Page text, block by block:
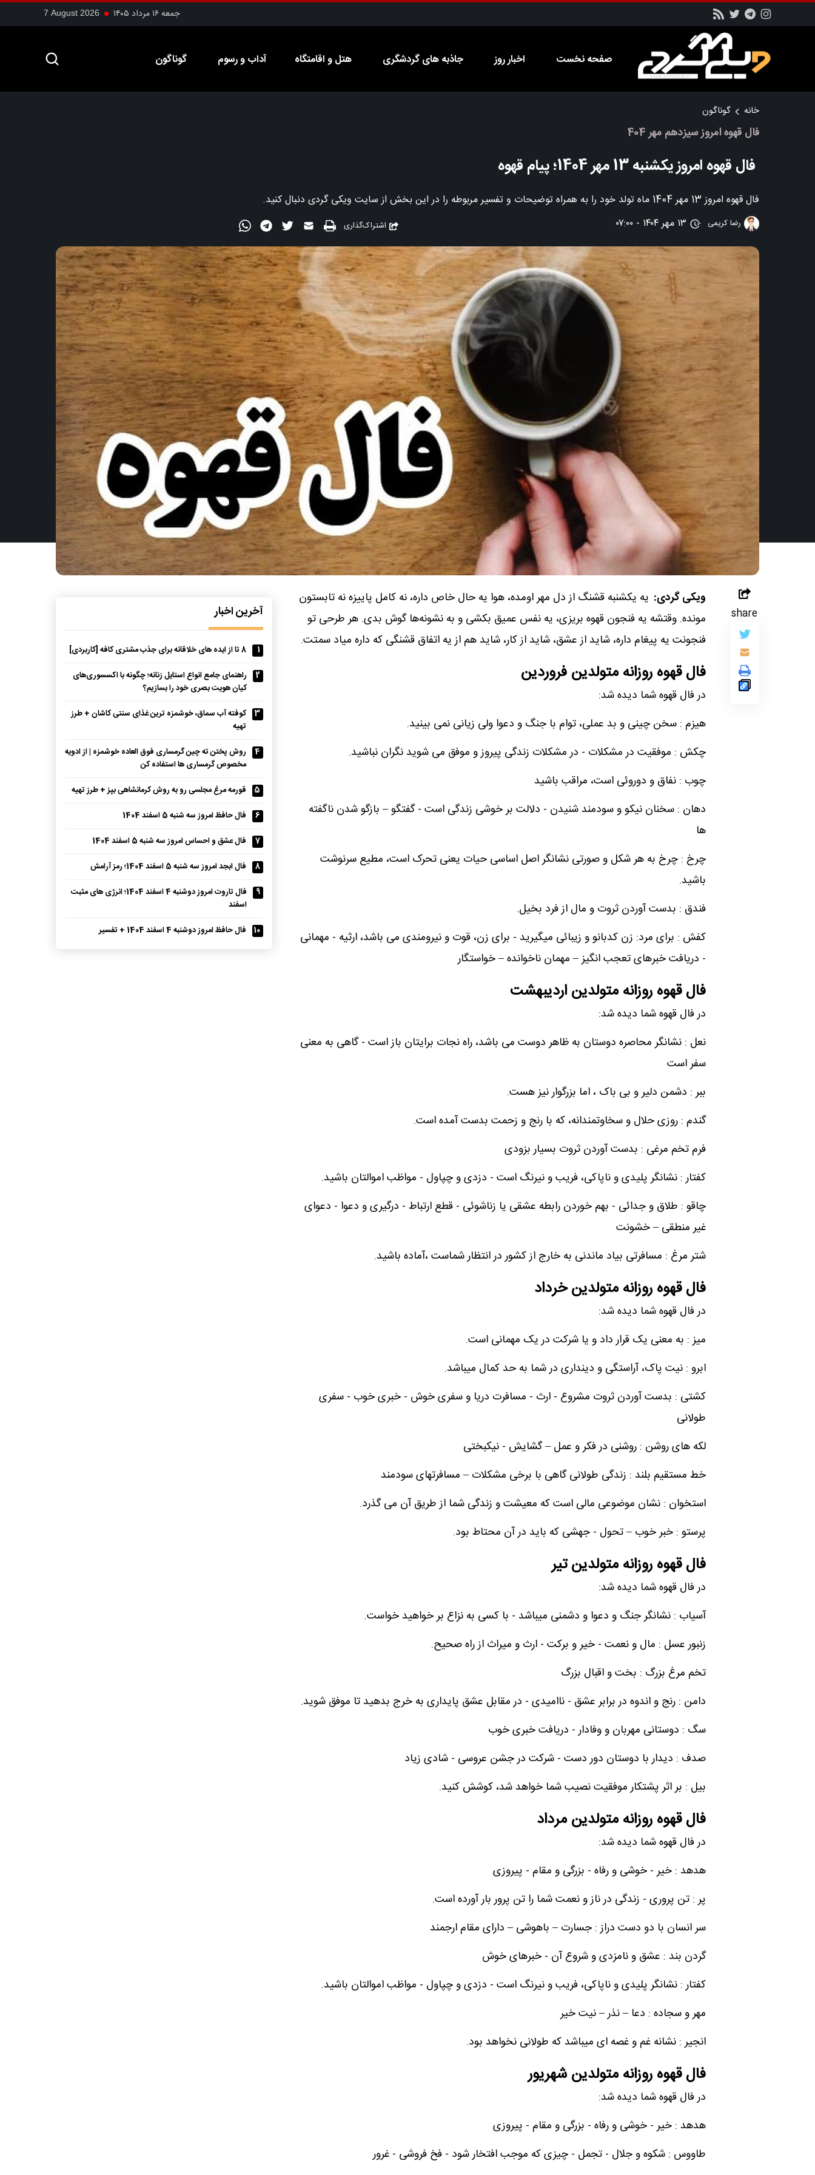
جمعه ۱۶ مرداد ۱۴۰۵ 7 August 2026
صفحه نخست اخبار روز جاذبه های گردشگری هتل و اقامتگاه آداب و رسوم گوناگون
خانه گوناگون
فال قهوه امروز سیزدهم مهر 404
فال قهوه امروز یکشنبه 13 مهر 1404؛ پیام قهوه
فال قهوه امروز 13 مهر 1404 ماه تولد خود را به همراه توضیحات و تفسیر مربوطه را در این بخش از سایت ویکی گردی دنبال کنید.
اشتراک‌گذاری رضا کریمی ۱۳ مهر ۱۴۰۴ - ۰۷:۰۰
ویکی گردی: یه یکشنبه قشنگ از دل مهر اومده، هوا یه حال خاص داره، نه کامل پاییزه نه تابستون
مونده. وقتشه یه فنجون قهوه بریزی، یه نفس عمیق بکشی و به نشونه‌ها گوش بدی. هر طرحی تو
فنجونت یه پیغام داره، شاید از عشق، شاید از کار، شاید هم از یه اتفاق قشنگی که داره میاد سمتت.
فال قهوه روزانه متولدین فروردین
در فال قهوه شما دیده شد:
هیزم : سخن چینی و بد عملی، توام با جنگ و دعوا ولی زیانی نمی بینید.
چکش : موفقیت در مشکلات - در مشکلات زندگی پیروز و موفق می شوید نگران نباشید.
چوب : نفاق و دوروئی است، مراقب باشید
دهان : سخنان نیکو و سودمند شنیدن - دلالت بر خوشی زندگی است - گفتگو – بازگو شدن ناگفته
ها
چرخ : چرخ به هر شکل و صورتی نشانگر اصل اساسی حیات یعنی تحرک است، مطیع سرنوشت
باشید.
فندق : بدست آوردن ثروت و مال از فرد بخیل.
کفش : برای مرد: زن کدبانو و زیبائی میگیرید - برای زن، قوت و نیرومندی می باشد، ارثیه - مهمانی
- دریافت خبرهای تعجب انگیز – مهمان ناخوانده – خواستگار
فال قهوه روزانه متولدین اردیبهشت
در فال قهوه شما دیده شد:
نعل : نشانگر محاصره دوستان به ظاهر دوست می باشد، راه نجات برایتان باز است - گاهی به معنی
سفر است
ببر : دشمن دلیر و بی باک ، اما بزرگوار نیز هست.
گندم : روزی حلال و سخاوتمندانه، که با رنج و زحمت بدست آمده است.
فرم تخم مرغی : بدست آوردن ثروت بسیار بزودی
کفتار : نشانگر پلیدی و ناپاکی، فریب و نیرنگ است - دزدی و چپاول - مواظب اموالتان باشید.
چاقو : طلاق و جدائی - بهم خوردن رابطه عشقی یا زناشوئی - قطع ارتباط - درگیری و دعوا - دعوای
غیر منطقی – خشونت
شتر مرغ : مسافرتی بیاد ماندنی به خارج از کشور در انتظار شماست ،آماده باشید.
فال قهوه روزانه متولدین خرداد
در فال قهوه شما دیده شد:
میز : به معنی یک قرار داد و یا شرکت در یک مهمانی است.
ابرو : نیت پاک، آراستگی و دینداری در شما به حد کمال میباشد.
کشتی : بدست آوردن ثروت مشروع - ارث - مسافرت دریا و سفری خوش - خبری خوب - سفری
طولانی
لکه های روشن : روشنی در فکر و عمل – گشایش - نیکبختی
خط مستقیم بلند : زندگی طولانی گاهی با برخی مشکلات – مسافرتهای سودمند
استخوان : نشان موضوعی مالی است که معیشت و زندگی شما از طریق آن می گذرد.
پرستو : خبر خوب – تحول - جهشی که باید در آن محتاط بود.
فال قهوه روزانه متولدین تیر
در فال قهوه شما دیده شد:
آسیاب : نشانگر جنگ و دعوا و دشمنی میباشد - با کسی به نزاع بر خواهید خواست.
زنبور عسل : مال و نعمت - خیر و برکت - ارث و میراث از راه صحیح.
تخم مرغ بزرگ : بخت و اقبال بزرگ
دامن : رنج و اندوه در برابر عشق - ناامیدی - در مقابل عشق پایداری به خرج بدهید تا موفق شوید.
سگ : دوستانی مهربان و وفادار - دریافت خبری خوب
صدف : دیدار با دوستان دور دست - شرکت در جشن عروسی - شادی زیاد
بیل : بر اثر پشتکار موفقیت نصیب شما خواهد شد، کوشش کنید.
فال قهوه روزانه متولدین مرداد
در فال قهوه شما دیده شد:
هدهد : خیر - خوشی و رفاه - بزرگی و مقام - پیروزی
پر : تن پروری - زندگی در ناز و نعمت شما را تن پرور بار آورده است.
سر انسان با دو دست دراز : جسارت – باهوشی – دارای مقام ارجمند
گردن بند : عشق و نامزدی و شروع آن - خبرهای خوش
کفتار : نشانگر پلیدی و ناپاکی، فریب و نیرنگ است - دزدی و چپاول - مواظب اموالتان باشید.
مهر و سجاده : دعا – نذر – نیت خیر
انجیر : نشانه غم و غصه ای میباشد که طولانی نخواهد بود.
فال قهوه روزانه متولدین شهریور
در فال قهوه شما دیده شد:
هدهد : خیر - خوشی و رفاه - بزرگی و مقام - پیروزی
طاووس : شکوه و جلال - تجمل - چیزی که موجب افتخار شود - فخ فروشی - غرور
آخرین اخبار
1
8 تا از ایده های خلاقانه برای جذب مشتری کافه [کاربردی]
2
راهنمای جامع انواع استایل زنانه؛ چگونه با اکسسوری‌های
کیان هویت بصری خود را بسازیم؟
3
کوفته آب سماق، خوشمزه ترین غذای سنتی کاشان + طرز
تهیه
4
روش پختن ته چین گرمساری فوق العاده خوشمزه | از ادویه
مخصوص گرمساری ها استفاده کن
5
قورمه مرغ مجلسی رو به روش کرمانشاهی بپز + طرز تهیه
6
فال حافظ امروز سه شنبه 5 اسفند 1404
7
فال عشق و احساس امروز سه شنبه 5 اسفند 1404
8
فال ابجد امروز سه شنبه 5 اسفند 1404؛ رمز آرامش
9
فال تاروت امروز دوشنبه 4 اسفند 1404؛ انرژی های مثبت
اسفند
10
فال حافظ امروز دوشنبه 4 اسفند 1404 + تفسیر
share